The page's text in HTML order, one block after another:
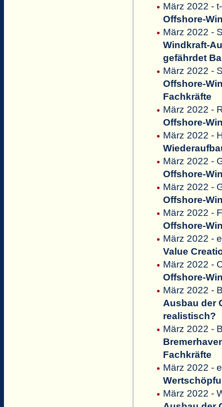
März 2022 -
Offshore-
März 2022 -
Windkraft-
gefährdet
März 2022 -
Offshore-
Fachkräfte
März 2022 -
Offshore-
März 2022 -
März 2022 -
Offshore-
März 2022 -
Offshore-
März 2022 -
Offshore-
März 2022 -
Value
März 2022 -
Offshore-
März 2022 -
Ausbau der
realistisch?
März 2022 -
Fachkräfte
März 2022 -
März 2022 -